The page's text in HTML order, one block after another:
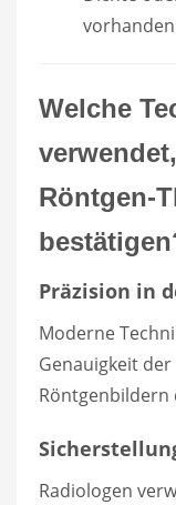
Welche
Röntgen-
Präzision in
Moderne
Genauigkeit
Röntgenbildern
Radiologen